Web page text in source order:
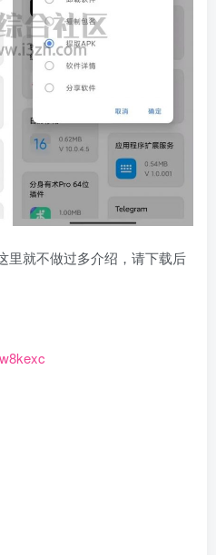
里就不做过多介绍，请下载后